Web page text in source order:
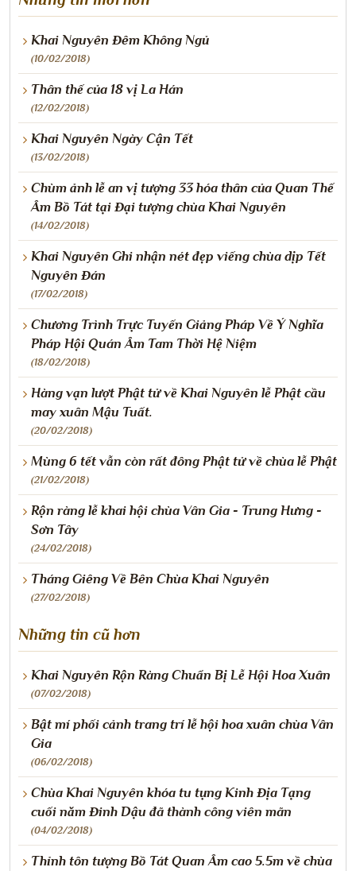
Khai Nguyên Đêm Không Ngủ
(10/02/2018)
Thân thế của 18 vị La Hán
(12/02/2018)
Khai Nguyên Ngày Cận Tết
(13/02/2018)
Chùm ảnh lễ an vị tượng 33 hóa thân của Quan Thế
Âm Bồ Tát tại Đại tượng chùa Khai Nguyên
(14/02/2018)
Khai Nguyên Ghi nhận nét đẹp viếng chùa dịp Tết
Nguyên Đán
(17/02/2018)
Chương Trình Trực Tuyến Giảng Pháp Về Ý Nghĩa
Pháp Hội Quán Âm Tam Thời Hệ Niệm
(18/02/2018)
Hàng vạn lượt Phật tử về Khai Nguyên lễ Phật cầu
may xuân Mậu Tuất.
(20/02/2018)
Mùng 6 tết vẫn còn rất đông Phật tử về chùa lễ Phật
(21/02/2018)
Rộn ràng lễ khai hội chùa Vân Gia - Trung Hưng -
Sơn Tây
(24/02/2018)
Tháng Giêng Về Bên Chùa Khai Nguyên
(27/02/2018)
Những tin cũ hơn
Khai Nguyên Rộn Ràng Chuẩn Bị Lễ Hội Hoa Xuân
(07/02/2018)
Bật mí phối cảnh trang trí lễ hội hoa xuân chùa Vân
Gia
(06/02/2018)
Chùa Khai Nguyên khóa tu tụng Kinh Địa Tạng
cuối năm Đinh Dậu đã thành công viên mãn
(04/02/2018)
Thỉnh tôn tượng Bồ Tát Quan Âm cao 5.5m về chùa